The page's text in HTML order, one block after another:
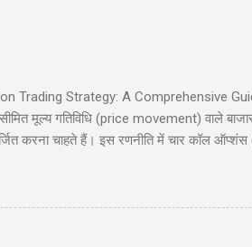
Trading Strategy: A Comprehensive
मूल्य गतिविधि (price movement) वाले
करना चाहते हैं। इस रणनीति में चार कॉल
प्रवेश और निकास की योजना
गाइड आपको इस रणनीति को समझने और लागू